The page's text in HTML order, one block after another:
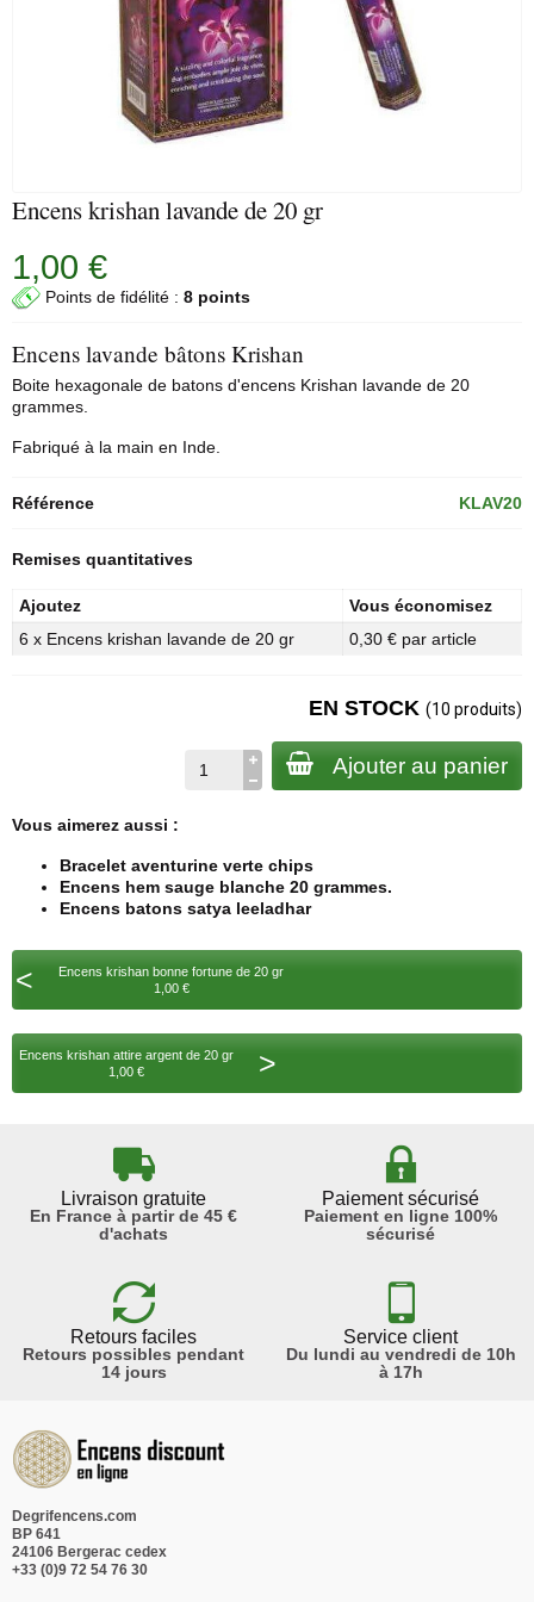
Encens krishan lavande de 20 gr
1,00 €
Points de fidélité : 8 points
Encens lavande bâtons Krishan
Boite hexagonale de batons d'encens Krishan lavande de 20
grammes.
Fabriqué à la main en Inde.
Référence KLAV20
Remises quantitatives
Ajoutez
Vous économisez
6 x Encens krishan lavande de 20 gr
0,30 € par article
EN STOCK (10 produits)
Ajouter au panier
Vous aimerez aussi :
Bracelet aventurine verte chips
Encens hem sauge blanche 20 grammes.
Encens batons satya leeladhar
<
Encens krishan bonne fortune de 20 gr
1,00 €
Encens krishan attire argent de 20 gr
1,00 €
>
Livraison gratuite
En France à partir de 45 €
d'achats
Paiement sécurisé
Paiement en ligne 100%
sécurisé
Retours faciles
Retours possibles pendant
14 jours
Service client
Du lundi au vendredi de 10h
à 17h
Degrifencens.com
BP 641
24106 Bergerac cedex
+33 (0)9 72 54 76 30